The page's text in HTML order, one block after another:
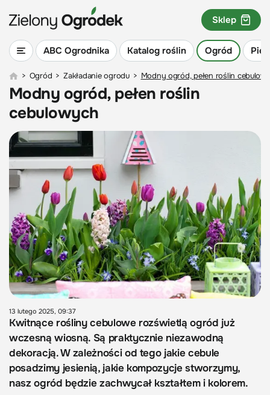
ABC Ogrodnika Katalog roślin Ogród
Sklep
> Ogród > Zakładanie ogrodu > Modny ogród, pełen roślin
Modny ogród, pełen roślin
cebulowych
13 lutego 2025, 09:37
Kwitnące rośliny cebulowe rozświetlą ogród już
wczesną wiosną. Są praktycznie niezawodną
dekoracją. W zależności od tego jakie cebule
posadzimy jesienią, jakie kompozycje stworzymy,
nasz ogród będzie zachwycał kształtem i kolorem.